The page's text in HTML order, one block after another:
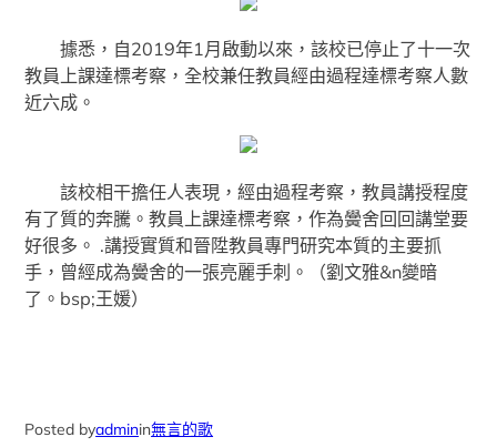
據悉，自2019年1月啟動以來，該校已停止了十一次
教員上課達標考察，全校兼任教員經由過程達標考察人數
近六成。
該校相干擔任人表現，經由過程考察，教員講授程度
有了質的奔騰。教員上課達標考察，作為黌舍回回講堂要
好很多。 .講授實質和晉陞教員專門研究本質的主要抓
手，曾經成為黌舍的一張亮麗手刺。（劉文雅&n變暗
了。bsp;王媛）
Posted byadminin無言的歌